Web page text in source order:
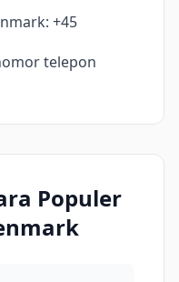
+45
telepon
Populer